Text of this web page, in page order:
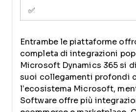
✅
Entrambe le piattaforme
completa di integrazioni
Microsoft Dynamics 365 si
suoi collegamenti profondi
l’ecosistema Microsoft,
Software offre più